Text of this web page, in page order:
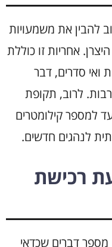
להבין את משמעויות
אחריות זו כוללת
ואי סדרים, דבר
לרוב, תקופת
למספר קילומטרים
לנהגים חדשים.
רכישת
מספר דברים שכדאי